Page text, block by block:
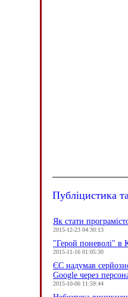
Публіцистика
Як стати
2015-12-23 04:30:13
"Герой поневолі" в
2015-11-16 01:05:30
ЄC надумав
Google через
2015-10-06 11:59:44